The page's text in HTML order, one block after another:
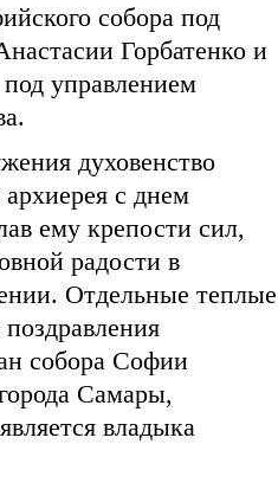
собора под
Горбатенко и
управлением
духовенство
с днем
ему крепости сил,
радости в
Отдельные теплые
собора Софии
Самары,
владыка